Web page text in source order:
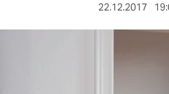
22.12.2017